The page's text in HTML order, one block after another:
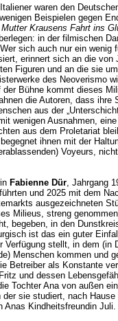
waren den
Beispielen gegen
Mutter Krausens Fahrt ins
in der filmischen
sich auch nur ein wenig
erinnert sich an die von
Figuren und an die sie
des Neoverismo
der Bühne kommt dieses
die Autoren, dass ihre
aus der
wenigen Ausnahmen,
aus dem Proletariat
ihnen mit der
Voyeurs,
Fabienne Dür, Jahrgang
und 2025 mit dem
ausgezeichneten
Milieus, streng
begeben, in den
ist das ein guter
Verfügung stellt, in dem (in
Menschen kommen und
Betreiber als Konstante
und dessen
Tochter Ana von außen
sie studiert, nach
Anas Kindheitsfreundin Juli.